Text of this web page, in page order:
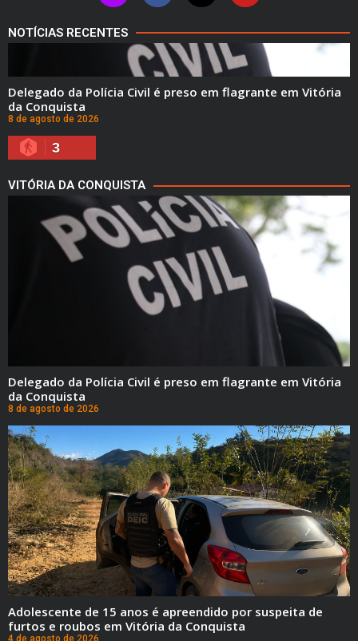
NOTÍCIAS RECENTES
Delegado da Polícia Civil é preso em flagrante em Vitória
da Conquista
8 de agosto de 2026
3
VITÓRIA DA CONQUISTA
Delegado da Polícia Civil é preso em flagrante em Vitória
da Conquista
8 de agosto de 2026
Adolescente de 15 anos é apreendido por suspeita de
furtos e roubos em Vitória da Conquista